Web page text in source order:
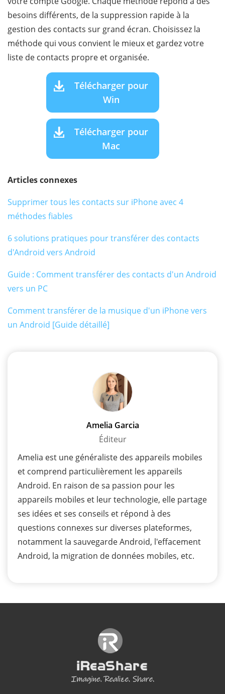
besoins différents, de la suppression rapide à la
gestion des contacts sur grand écran. Choisissez la
méthode qui vous convient le mieux et gardez votre
liste de contacts propre et organisée.
Télécharger pour
Win
Télécharger pour
Mac
Articles connexes
Supprimer tous les contacts sur iPhone avec 4
méthodes fiables
6 solutions pratiques pour transférer des contacts
d'Android vers Android
Guide : Comment transférer des contacts d'un Android
vers un PC
Comment transférer de la musique d'un iPhone vers
un Android [Guide détaillé]
Amelia Garcia
Éditeur
Amelia est une généraliste des appareils mobiles
et comprend particulièrement les appareils
Android. En raison de sa passion pour les
appareils mobiles et leur technologie, elle partage
ses idées et ses conseils et répond à des
questions connexes sur diverses plateformes,
notamment la sauvegarde Android, l'effacement
Android, la migration de données mobiles, etc.